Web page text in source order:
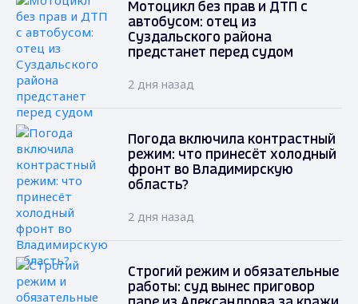
Мотоцикл без прав и ДТП с
автобусом: отец из
Суздальского района
предстанет перед судом
2 дня назад
Погода включила контрастный
режим: что принесёт холодный
фронт во Владимирскую
область?
2 дня назад
Строгий режим и обязательные
работы: суд вынес приговор